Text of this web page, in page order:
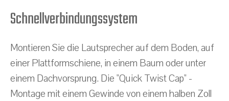
Schnellverbindungssystem
Montieren Sie die Lautsprecher auf dem Boden, auf
einer Plattformschiene, in einem Baum oder unter
einem Dachvorsprung. Die "Quick Twist Cap" -
Montage mit einem Gewinde von einem halben Zoll